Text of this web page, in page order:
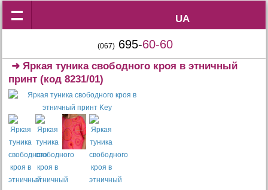
UA
UA
(067) 695-60-60
➜Яркая туника свободного кроя в этничный
принт (код 8231/01)